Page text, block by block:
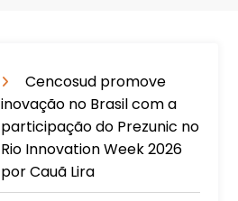
Cencosud promove
inovação no Brasil com a
participação do Prezunic no
Rio Innovation Week 2026
por Cauã Lira